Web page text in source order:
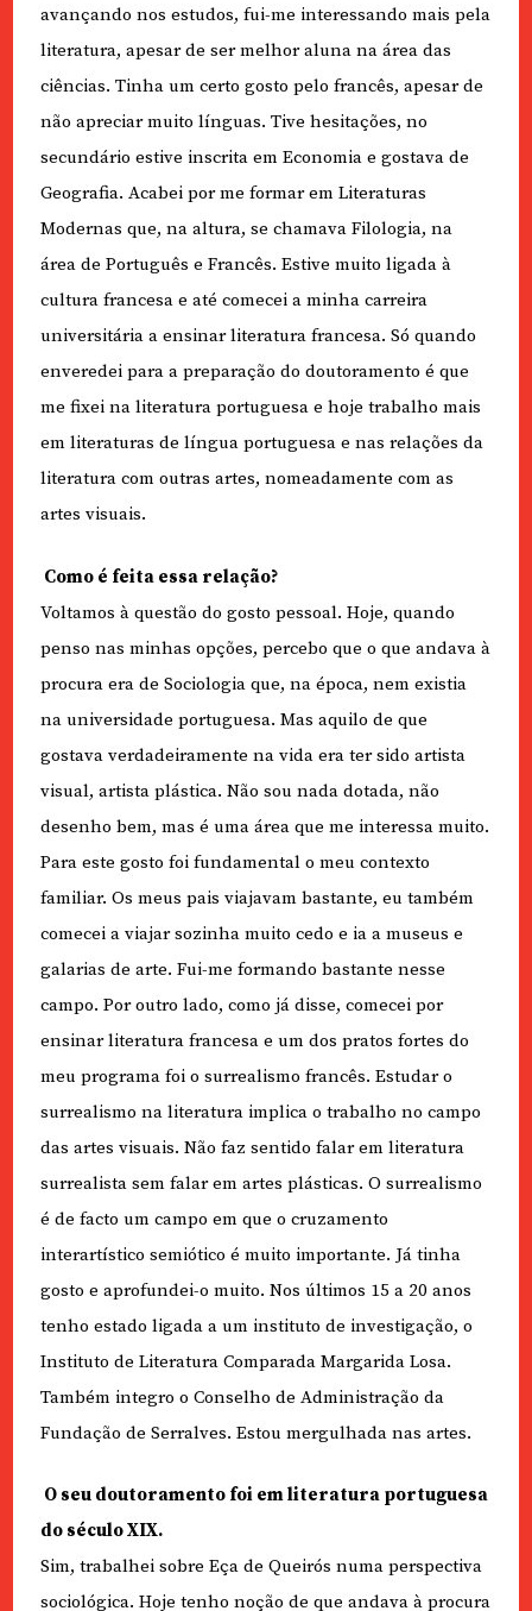
avançando nos estudos, fui-me interessando mais pela
literatura, apesar de ser melhor aluna na área das
ciências. Tinha um certo gosto pelo francês, apesar de
não apreciar muito línguas. Tive hesitações, no
secundário estive inscrita em Economia e gostava de
Geografia. Acabei por me formar em Literaturas
Modernas que, na altura, se chamava Filologia, na
área de Português e Francês. Estive muito ligada à
cultura francesa e até comecei a minha carreira
universitária a ensinar literatura francesa. Só quando
enveredei para a preparação do doutoramento é que
me fixei na literatura portuguesa e hoje trabalho mais
em literaturas de língua portuguesa e nas relações da
literatura com outras artes, nomeadamente com as
artes visuais.
Como é feita essa relação?
Voltamos à questão do gosto pessoal. Hoje, quando
penso nas minhas opções, percebo que o que andava à
procura era de Sociologia que, na época, nem existia
na universidade portuguesa. Mas aquilo de que
gostava verdadeiramente na vida era ter sido artista
visual, artista plástica. Não sou nada dotada, não
desenho bem, mas é uma área que me interessa muito.
Para este gosto foi fundamental o meu contexto
familiar. Os meus pais viajavam bastante, eu também
comecei a viajar sozinha muito cedo e ia a museus e
galarias de arte. Fui-me formando bastante nesse
campo. Por outro lado, como já disse, comecei por
ensinar literatura francesa e um dos pratos fortes do
meu programa foi o surrealismo francês. Estudar o
surrealismo na literatura implica o trabalho no campo
das artes visuais. Não faz sentido falar em literatura
surrealista sem falar em artes plásticas. O surrealismo
é de facto um campo em que o cruzamento
interartístico semiótico é muito importante. Já tinha
gosto e aprofundei-o muito. Nos últimos 15 a 20 anos
tenho estado ligada a um instituto de investigação, o
Instituto de Literatura Comparada Margarida Losa.
Também integro o Conselho de Administração da
Fundação de Serralves. Estou mergulhada nas artes.
O seu doutoramento foi em literatura portuguesa
do século XIX.
Sim, trabalhei sobre Eça de Queirós numa perspectiva
sociológica. Hoje tenho noção de que andava à procura